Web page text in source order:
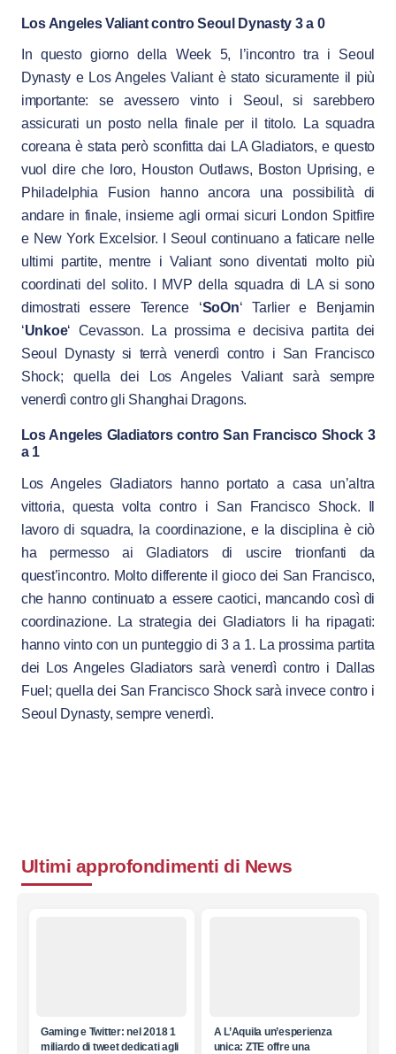
Los Angeles Valiant contro Seoul Dynasty 3 a 0
In questo giorno della Week 5, l’incontro tra i Seoul
Dynasty e Los Angeles Valiant è stato sicuramente il più
importante: se avessero vinto i Seoul, si sarebbero
assicurati un posto nella finale per il titolo. La squadra
coreana è stata però sconfitta dai LA Gladiators, e questo
vuol dire che loro, Houston Outlaws, Boston Uprising, e
Philadelphia Fusion hanno ancora una possibilità di
andare in finale, insieme agli ormai sicuri London Spitfire
e New York Excelsior. I Seoul continuano a faticare nelle
ultimi partite, mentre i Valiant sono diventati molto più
coordinati del solito. I MVP della squadra di LA si sono
dimostrati essere Terence ‘SoOn‘ Tarlier e Benjamin
‘Unkoe‘ Cevasson. La prossima e decisiva partita dei
Seoul Dynasty si terrà venerdì contro i San Francisco
Shock; quella dei Los Angeles Valiant sarà sempre
venerdì contro gli Shanghai Dragons.
Los Angeles Gladiators contro San Francisco Shock 3
a 1
Los Angeles Gladiators hanno portato a casa un’altra
vittoria, questa volta contro i San Francisco Shock. Il
lavoro di squadra, la coordinazione, e la disciplina è ciò
ha permesso ai Gladiators di uscire trionfanti da
quest’incontro. Molto differente il gioco dei San Francisco,
che hanno continuato a essere caotici, mancando così di
coordinazione. La strategia dei Gladiators li ha ripagati:
hanno vinto con un punteggio di 3 a 1. La prossima partita
dei Los Angeles Gladiators sarà venerdì contro i Dallas
Fuel; quella dei San Francisco Shock sarà invece contro i
Seoul Dynasty, sempre venerdì.
Ultimi approfondimenti di News
Gaming e Twitter: nel 2018 1
miliardo di tweet dedicati agli
A L’Aquila un’esperienza
unica: ZTE offre una